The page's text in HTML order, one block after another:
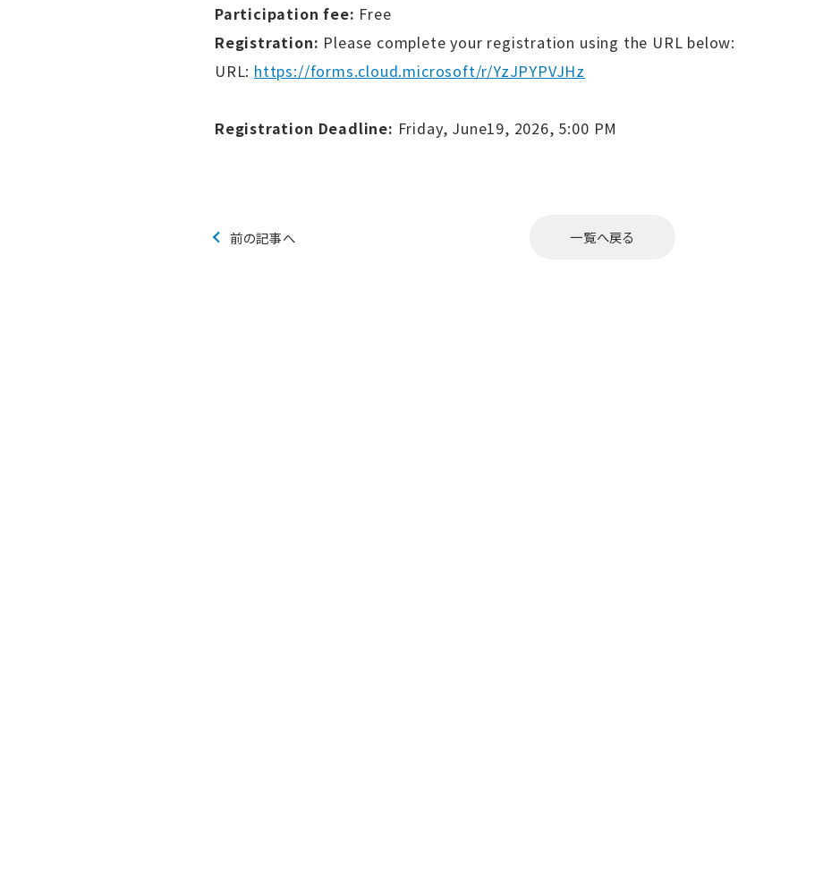
Participation fee: Free
Registration: Please complete your registration using the URL below:
URL: https://forms.cloud.microsoft/r/YzJPYPVJHz
Registration Deadline: Friday, June19, 2026, 5:00 PM
前の記事へ 一覧へ戻る